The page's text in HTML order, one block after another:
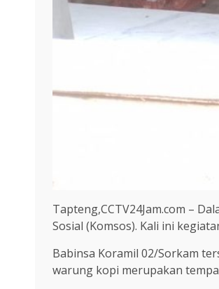
Tapteng,CCTV24Jam.com –
Sosial (Komsos). Kali ini
Babinsa Koramil 02/Sorkam
warung kopi merupakan